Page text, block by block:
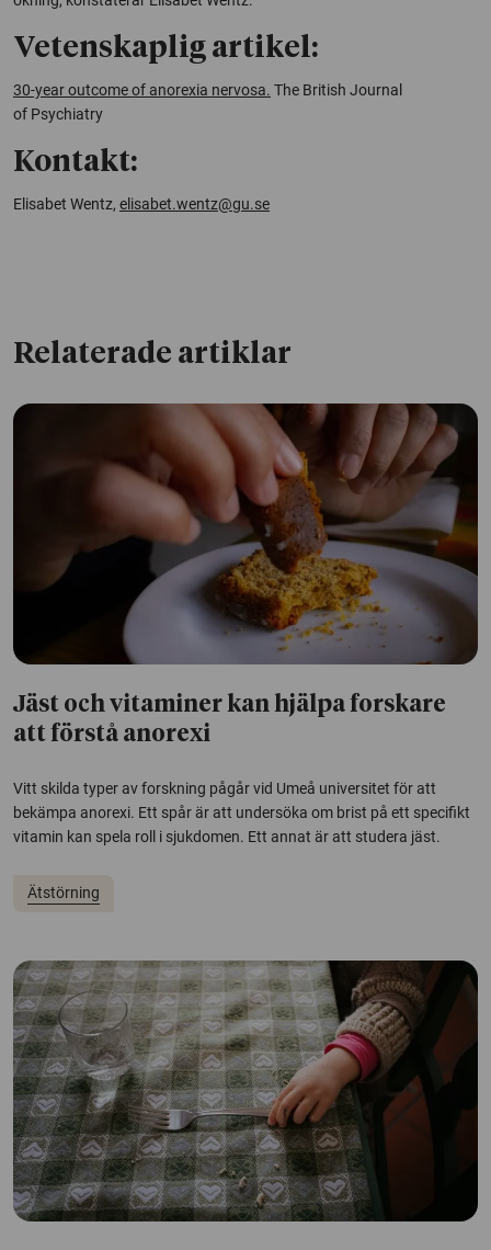
Vetenskaplig artikel:
30-year outcome of anorexia nervosa. The British Journal
of Psychiatry
Kontakt:
Elisabet Wentz, elisabet.wentz@gu.se
Relaterade artiklar
Jäst och vitaminer kan hjälpa forskare
att förstå anorexi
Vitt skilda typer av forskning pågår vid Umeå universitet för att
bekämpa anorexi. Ett spår är att undersöka om brist på ett specifikt
vitamin kan spela roll i sjukdomen. Ett annat är att studera jäst.
Ätstörning